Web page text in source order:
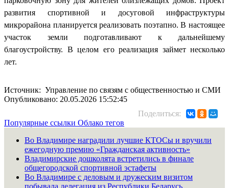
развития спортивной и досуговой инфраструктуры
микрорайона планируется реализовать поэтапно. В настоящее
участок земли подготавливают к дальнейшему
благоустройству. В целом его реализация займет несколько
лет.
Источник: Управление по связям с общественностью и СМИ
Опубликовано: 20.05.2026 15:52:45
Поделиться:
Популярные ссылки Облако тегов
Во Владимире наградили лучшие КТОСы и вручили
ежегодную премию «Гражданская активность»
Владимирские дошколята встретились в финале
общегородской спортивной эстафеты
Во Владимире с деловым и дружеским визитом
побывала делегация из Республики Беларусь